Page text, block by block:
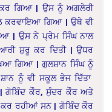
ਕਰ ਗਿਆ | ਉਸ ਨੂੰ ਅਗਲੇਰੀ
ਕਰਵਾਇਆ ਗਿਆ | ਉਥੇ ਵੀ
| ਉਸ ਨੇ ਪ੍ਰੇਮ ਸਿੰਘ ਨਾਲ
ਸ਼ੁਰੂ ਕਰ ਦਿਤੀ | ਉਧਰ
ਗਿਆ | ਗੁਲਸ਼ਾਨ ਸਿੰਘ ਨੂੰ
ਨੂੰ ਵੀ ਸਕੂਲ ਭੇਜ ਦਿੱਤਾ
ਗੋਬਿੰਦ ਕੌਰ, ਸੁੰਦਰ ਕੌਰ ਅਤੇ
ਕਰ ਰਹੀਆਂ ਸਨ | ਗੋਬਿੰਦ ਕੌਰ